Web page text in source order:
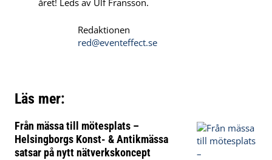
året! Leds av Ulf Fransson.
Redaktionen
red@eventeffect.se
Läs mer:
Från mässa till mötesplats –
Helsingborgs Konst- & Antikmässa
satsar på nytt nätverkskoncept